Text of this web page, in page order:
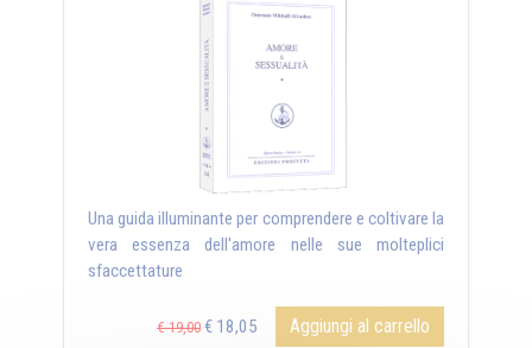
Una guida illuminante per comprendere e coltivare la
vera essenza dell'amore nelle sue molteplici
sfaccettature
€ 19,00 € 18,05 Aggiungi al carrello